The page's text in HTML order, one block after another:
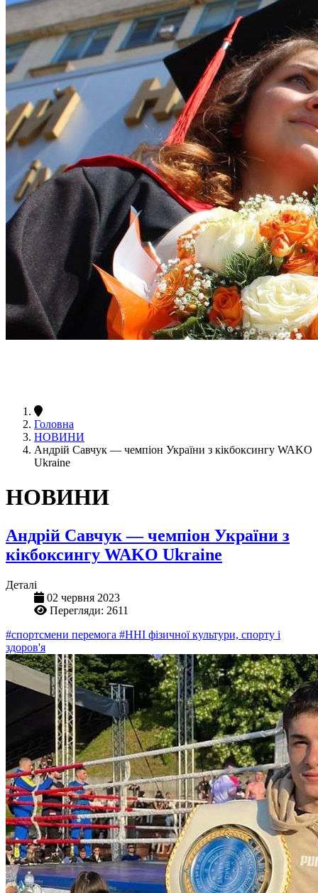
Головна
НОВИНИ
Андрій Савчук — чемпіон України з кікбоксингу WAKO
Ukraine
НОВИНИ
Андрій Савчук — чемпіон України з
кікбоксингу WAKO Ukraine
Деталі
02 червня 2023
Перегляди: 2611
#спортсмени перемога #ННІ фізичної культури, спорту і
здоров'я